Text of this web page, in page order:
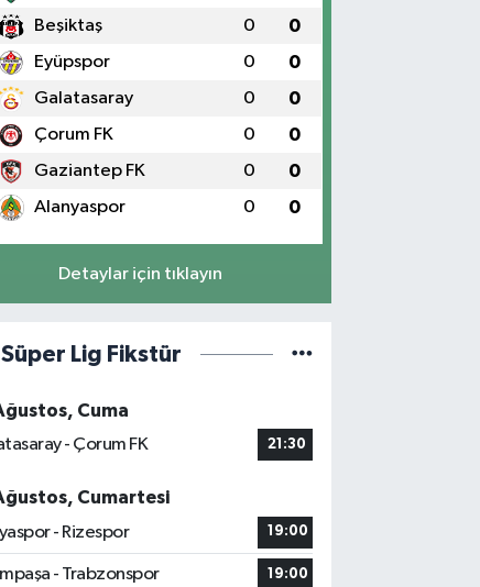
Beşiktaş 0 0
Eyüpspor 0 0
Galatasaray 0 0
Çorum FK 0 0
Gaziantep FK 0 0
Alanyaspor 0 0
Detaylar için tıklayın
Süper Lig Fikstür
Cuma
- Çorum FK
21:30
Cumartesi
- Rizespor
19:00
- Trabzonspor 19:00